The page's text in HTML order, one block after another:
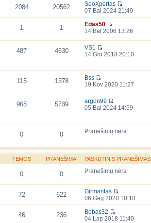
2084 20562
SeoXpertas
07 Bal 2024 21:49
1 1
Edas50
14 Bal 2006 13:26
487 4630
VS1
14 Gru 2018 20:10
115 1378
Bss
19 Kov 2020 11:27
968 5739
argon99
05 Bal 2024 14:59
0 0 Pranešimų nėra
TEMOS PRANEŠIMAI PASKUTINIS PRANEŠIMAS
0 0 Pranešimų nėra
72 622
Girmantas
06 Geg 2020 10:18
46 236
Bobas32
04 Lap 2018 11:40